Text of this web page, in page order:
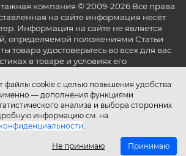
файлы cookie с целью повышения удобства
именно — дополнения функциями
анализа и выбора сторонних
информацию см. на
.
Не принимаю Принимаю
компания © 2009-2026 Все права
на сайте информация несёт
Информация на сайте не является
определяемой положениями Статьи
товара удостоверьтесь во всех для вас
в товаре и условиях его